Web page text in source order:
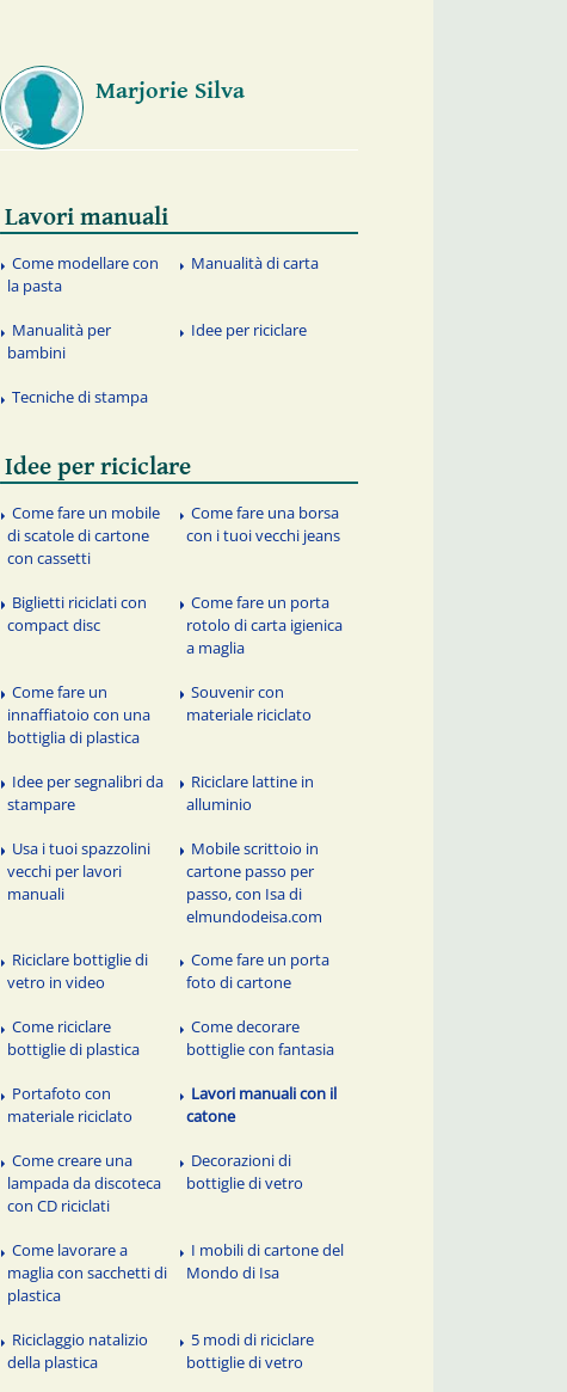
Marjorie Silva
Lavori manuali
Come modellare con
la pasta
Manualità di carta
Manualità per
bambini
Idee per riciclare
Tecniche di stampa
Idee per riciclare
Come fare un mobile
di scatole di cartone
con cassetti
Come fare una borsa
con i tuoi vecchi jeans
Biglietti riciclati con
compact disc
Come fare un porta
rotolo di carta igienica
a maglia
Come fare un
innaffiatoio con una
bottiglia di plastica
Souvenir con
materiale riciclato
Idee per segnalibri da
stampare
Riciclare lattine in
alluminio
Usa i tuoi spazzolini
vecchi per lavori
manuali
Mobile scrittoio in
cartone passo per
passo, con Isa di
elmundodeisa.com
Riciclare bottiglie di
vetro in video
Come fare un porta
foto di cartone
Come riciclare
bottiglie di plastica
Come decorare
bottiglie con fantasia
Portafoto con
materiale riciclato
Lavori manuali con il
catone
Come creare una
lampada da discoteca
con CD riciclati
Decorazioni di
bottiglie di vetro
Come lavorare a
maglia con sacchetti di
plastica
I mobili di cartone del
Mondo di Isa
Riciclaggio natalizio
della plastica
5 modi di riciclare
bottiglie di vetro